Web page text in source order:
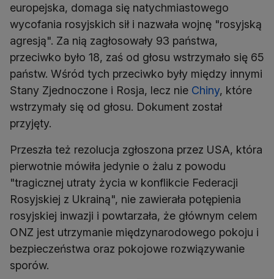
europejska, domaga się natychmiastowego
wycofania rosyjskich sił i nazwała wojnę "rosyjską
agresją". Za nią zagłosowały 93 państwa,
przeciwko było 18, zaś od głosu wstrzymało się 65
państw. Wśród tych przeciwko były między innymi
Stany Zjednoczone i Rosja, lecz nie Chiny, które
wstrzymały się od głosu. Dokument został
przyjęty.
Przeszła też rezolucja zgłoszona przez USA, która
pierwotnie mówiła jedynie o żalu z powodu
"tragicznej utraty życia w konflikcie Federacji
Rosyjskiej z Ukrainą", nie zawierała potępienia
rosyjskiej inwazji i powtarzała, że głównym celem
ONZ jest utrzymanie międzynarodowego pokoju i
bezpieczeństwa oraz pokojowe rozwiązywanie
sporów.